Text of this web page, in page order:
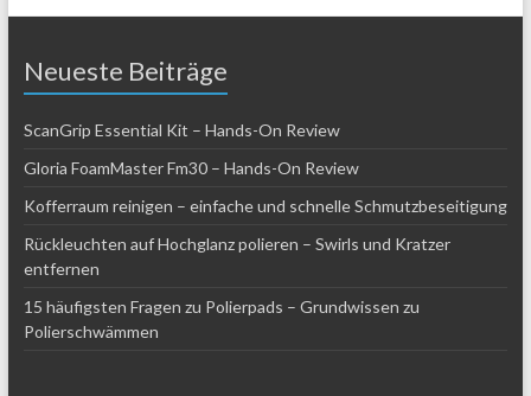
Neueste Beiträge
ScanGrip Essential Kit – Hands-On Review
Gloria FoamMaster Fm30 – Hands-On Review
Kofferraum reinigen – einfache und schnelle Schmutzbeseitigung
Rückleuchten auf Hochglanz polieren – Swirls und Kratzer
entfernen
15 häufigsten Fragen zu Polierpads – Grundwissen zu
Polierschwämmen